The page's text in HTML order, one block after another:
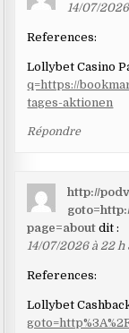
14/07/
References:
Lollybet Casino
q=https://
tages-aktionen
Répondre
http://
page=about dit :
14/07/2026 à 22
References:
Lollybet